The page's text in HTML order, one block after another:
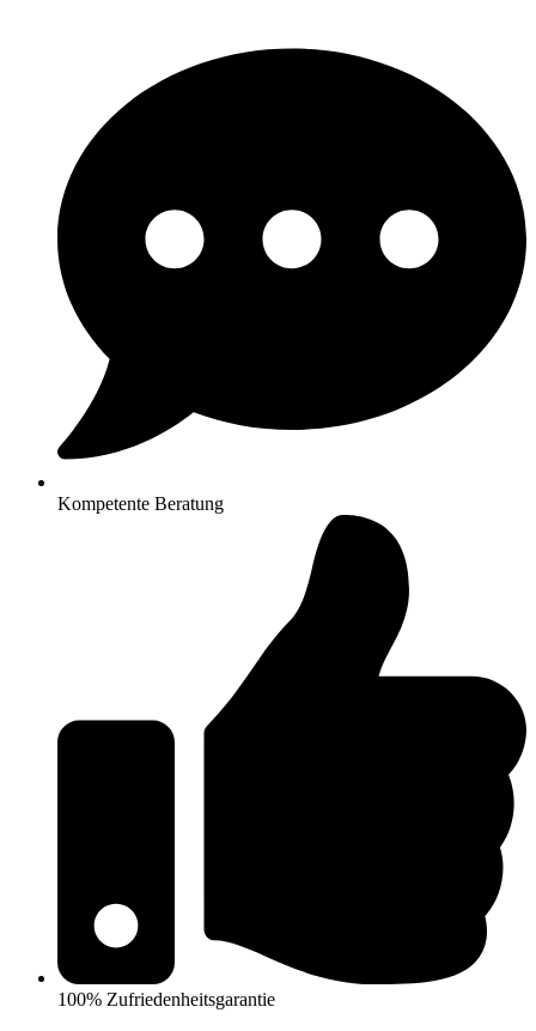
Kompetente Beratung
100% Zufriedenheitsgarantie